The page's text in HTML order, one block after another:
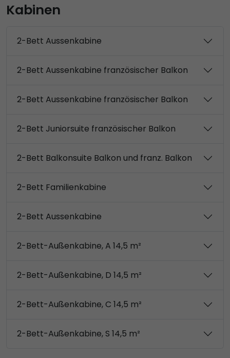
Kabinen
2-Bett Aussenkabine
2-Bett Aussenkabine französischer Balkon
2-Bett Aussenkabine französischer Balkon
2-Bett Juniorsuite französischer Balkon
2-Bett Balkonsuite Balkon und franz. Balkon
2-Bett Familienkabine
2-Bett Aussenkabine
2-Bett-Außenkabine, A 14,5 m²
2-Bett-Außenkabine, D 14,5 m²
2-Bett-Außenkabine, C 14,5 m²
2-Bett-Außenkabine, S 14,5 m²